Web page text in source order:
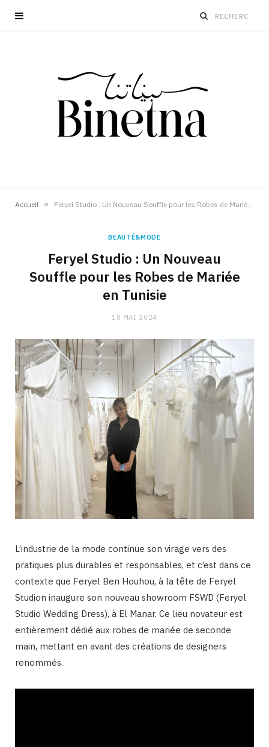
Accueil »
BEAUTÉ&MODE
Feryel Studio : Un Nouveau
Souffle pour les Robes de Mariée
en Tunisie
18 MAI 2024
L’industrie de la mode continue son virage vers des
pratiques plus durables et responsables, et c’est dans ce
contexte que Feryel Ben Houhou, à la tête de Feryel
Studion inaugure son nouveau showroom FSWD (Feryel
Studio Wedding Dress), à El Manar. Ce lieu novateur est
entièrement dédié aux robes de mariée de seconde
main, mettant en avant des créations de designers
renommés.